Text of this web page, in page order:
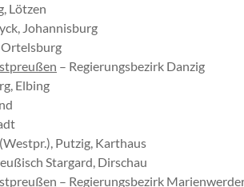
Lötzen
Johannisburg
Ortelsburg
– Regierungsbezirk Danzig
Elbing
Putzig, Karthaus
Stargard, Dirschau
– Regierungsbezirk